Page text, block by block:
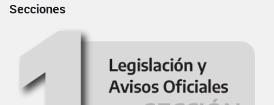
Secciones